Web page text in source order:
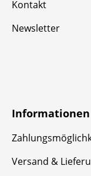
Kontakt
Newsletter
Informationen
Versand &